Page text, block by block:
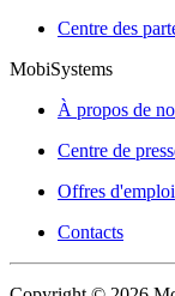
Centre des
MobiSystems
À propos de
Centre de
Offres d'emploi
Contacts